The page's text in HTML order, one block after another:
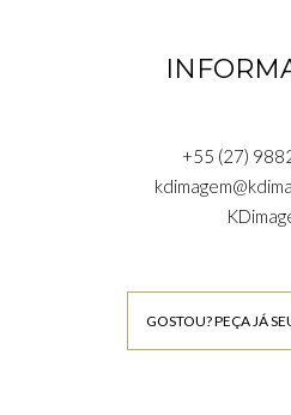
+55 (27)
GOSTOU? PEÇA JÁ